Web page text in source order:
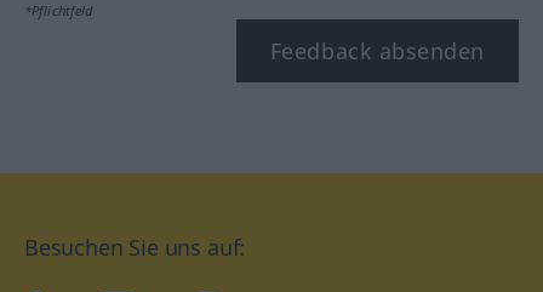
*Pflichtfeld
Feedback absenden
Besuchen Sie uns auf: